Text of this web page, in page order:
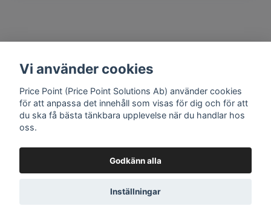
1 year ago
Mathias Johansson
Google review widgetby
Vi använder cookies
Price Point (Price Point Solutions Ab) använder cookies
för att anpassa det innehåll som visas för dig och för att
du ska få bästa tänkbara upplevelse när du handlar hos
oss.
Godkänn alla
Inställningar